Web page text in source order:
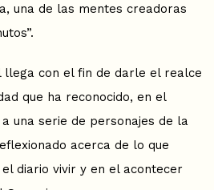
una de las mentes creadoras
llega con el fin de darle el realce
que ha reconocido, en el
una serie de personajes de la
acerca de lo que
diario vivir y en el acontecer